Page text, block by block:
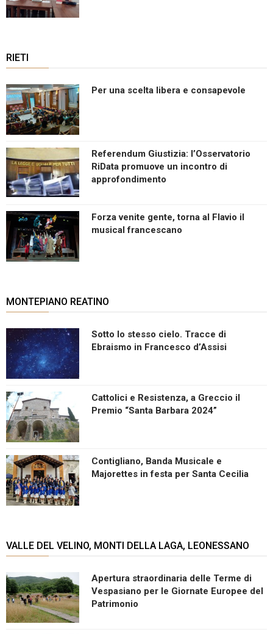
RIETI
Per una scelta libera e consapevole
Referendum Giustizia: l’Osservatorio
RiData promuove un incontro di
approfondimento
Forza venite gente, torna al Flavio il
musical francescano
MONTEPIANO REATINO
Sotto lo stesso cielo. Tracce di
Ebraismo in Francesco d’Assisi
Cattolici e Resistenza, a Greccio il
Premio “Santa Barbara 2024”
Contigliano, Banda Musicale e
Majorettes in festa per Santa Cecilia
VALLE DEL VELINO, MONTI DELLA LAGA, LEONESSANO
Apertura straordinaria delle Terme di
Vespasiano per le Giornate Europee del
Patrimonio